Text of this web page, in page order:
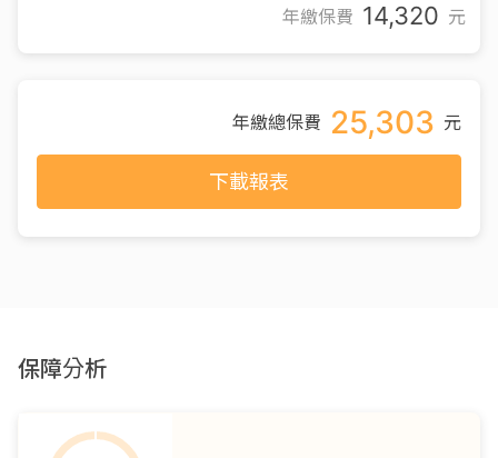
年繳保費 14,320 元
年繳總保費 25,303 元
下載報表
保障分析